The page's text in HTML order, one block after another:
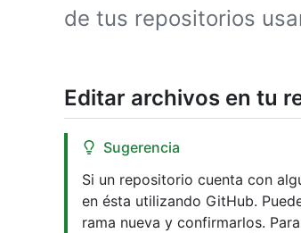
de tus repositorios
Editar archivos en tu
Sugerencia
Si un repositorio cuenta con
en ésta utilizando GitHub.
rama nueva y confirmarlos.